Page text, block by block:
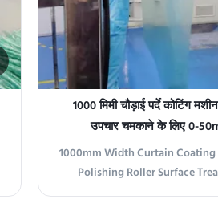
1000 मिमी चौड़ाई पर्दे कोटिंग
उपचार चमकाने के लिए 0-
1000mm Width Curtain
Polishing Roller Surface
50m/Min Product Overview